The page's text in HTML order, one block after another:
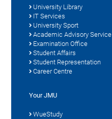
University Library
IT Services
University Sport
Academic Advisory Service
Examination Office
Student Affairs
Student Representation
Career Centre
Your JMU
WueStudy